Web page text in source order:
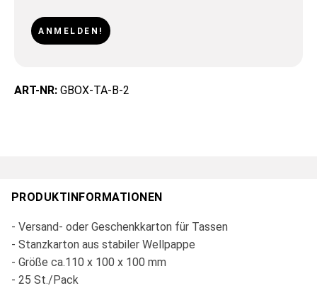
ANMELDEN!
ART-NR: GBOX-TA-B-2
PRODUKTINFORMATIONEN
- Versand- oder Geschenkkarton für Tassen
- Stanzkarton aus stabiler Wellpappe
- Größe ca.110 x 100 x 100 mm
- 25 St./Pack